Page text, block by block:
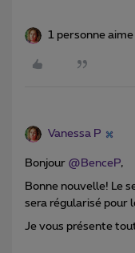
1 personne aime
Vanessa P
Bonjour @BenceP,
Bonne nouvelle! Le
sera régularisé pour
Je vous présente